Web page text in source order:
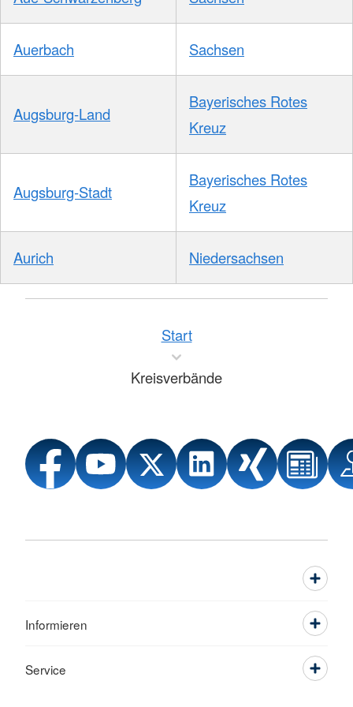
Auerbach Sachsen
Augsburg-Land
Bayerisches Rotes
Kreuz
Augsburg-Stadt
Bayerisches Rotes
Kreuz
Aurich Niedersachsen
Start
Kreisverbände
Informieren
Service